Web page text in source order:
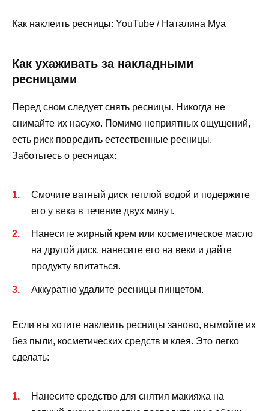
Как наклеить ресницы: YouTube / Наталина Муа
Как ухаживать за накладными
ресницами
Перед сном следует снять ресницы. Никогда не
снимайте их насухо. Помимо неприятных ощущений,
есть риск повредить естественные ресницы.
Заботьтесь о ресницах:
Смочите ватный диск теплой водой и подержите
его у века в течение двух минут.
Нанесите жирный крем или косметическое масло
на другой диск, нанесите его на веки и дайте
продукту впитаться.
Аккуратно удалите ресницы пинцетом.
Если вы хотите наклеить ресницы заново, вымойте их
без пыли, косметических средств и клея. Это легко
сделать:
Нанесите средство для снятия макияжа на